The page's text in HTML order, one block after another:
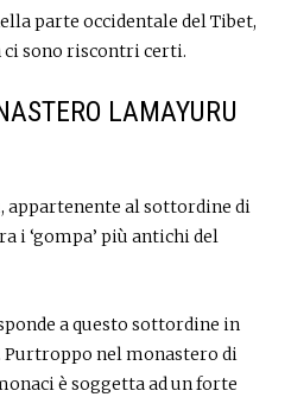
parte occidentale del Tibet,
ci sono riscontri certi.
LAMAYURU
appartenente al sottordine di
i ‘gompa’ più antichi del
a questo sottordine in
Purtroppo nel monastero di
è soggetta ad un forte